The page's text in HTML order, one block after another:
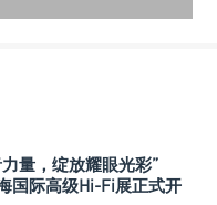
量，绽放耀眼光彩”
国际高级Hi-Fi展正式开